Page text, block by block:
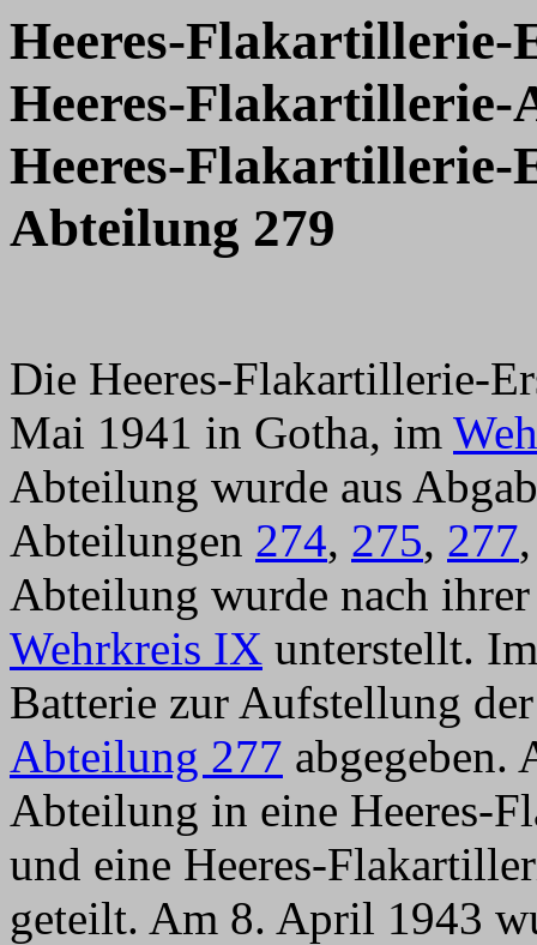
Heeres-Flakartillerie-
Heeres-Flakartillerie-
Heeres-Flakartillerie-
Abteilung 279
Die Heeres-Flakartillerie-
Mai 1941 in Gotha, im
Abteilung wurde aus
Abteilungen 274, 275, 277
Abteilung wurde nach
Wehrkreis IX unterstellt.
Batterie zur Aufstellung
Abteilung 277 abgegeben.
Abteilung in eine Heeres-
und eine Heeres-
geteilt. Am 8. April 1943